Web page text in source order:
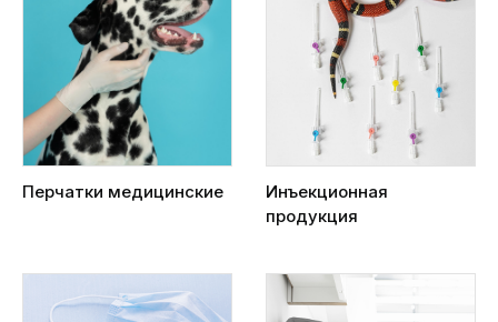
Перчатки медицинские
Инъекционная
продукция